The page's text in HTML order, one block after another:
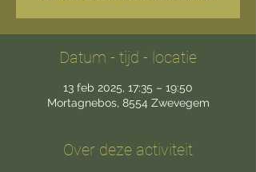
Datum - tijd - locatie
13 feb 2025, 17:35 – 19:50
Mortagnebos, 8554 Zwevegem
Over deze activiteit